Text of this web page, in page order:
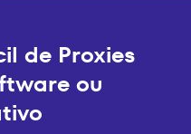
de Proxies
ou